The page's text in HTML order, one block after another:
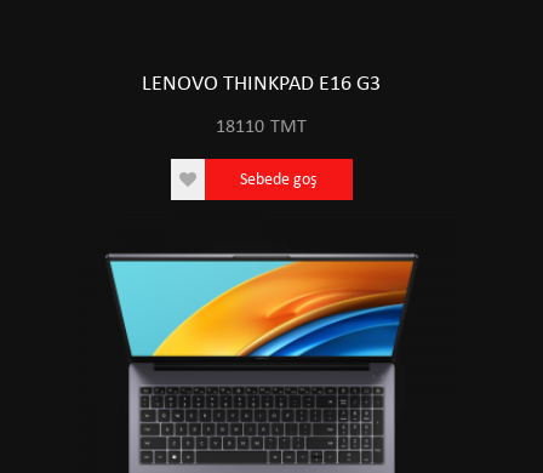
LENOVO THINKPAD E16 G3
18110 TMT
Sebede goş